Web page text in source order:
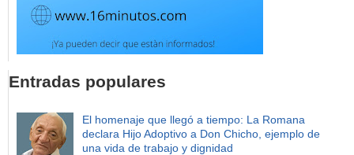
Entradas populares
El homenaje que llegó a tiempo: La Romana
declara Hijo Adoptivo a Don Chicho, ejemplo de
una vida de trabajo y dignidad